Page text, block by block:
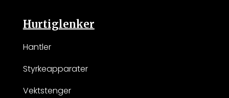
Hurtiglenker
Hantler
Styrkeapparater
Vektstenger